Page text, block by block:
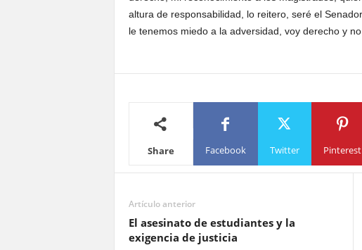
altura de responsabilidad, lo reitero, seré el
le tenemos miedo a la adversidad, voy derecho y
Share Facebook Twitter Pinterest
Artículo anterior
El asesinato de estudiantes y la
exigencia de justicia